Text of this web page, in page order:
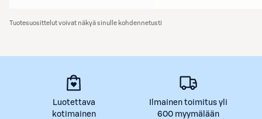
Tuotesuosittelut voivat näkyä sinulle kohdennetusti
Luotettava
kotimainen
Ilmainen toimitus yli
600 myymälään